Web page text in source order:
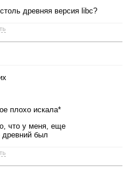
древняя версия libc?
плохо искала*
что у меня, еще
древний был